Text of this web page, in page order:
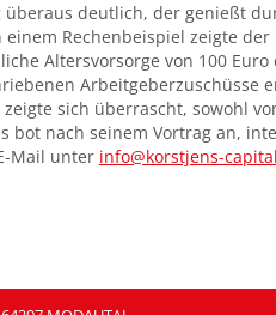
deutlich, der genießt
Rechenbeispiel zeigte der
Altersvorsorge von 100
Arbeitgeberzuschüsse
sich überrascht, sowohl
nach seinem Vortrag an,
Mail unter info@korstjens-